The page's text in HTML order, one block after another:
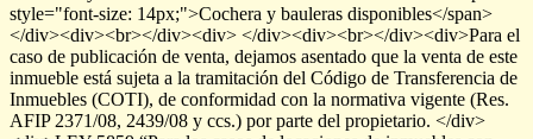
style="font-size: 14px;">Cochera y bauleras disponibles</span>
</div><div><br></div><div> </div><div><br></div><div>Para el
caso de publicación de venta, dejamos asentado que la venta de este
inmueble está sujeta a la tramitación del Código de Transferencia de
Inmuebles (COTI), de conformidad con la normativa vigente (Res.
AFIP 2371/08, 2439/08 y ccs.) por parte del propietario. </div>